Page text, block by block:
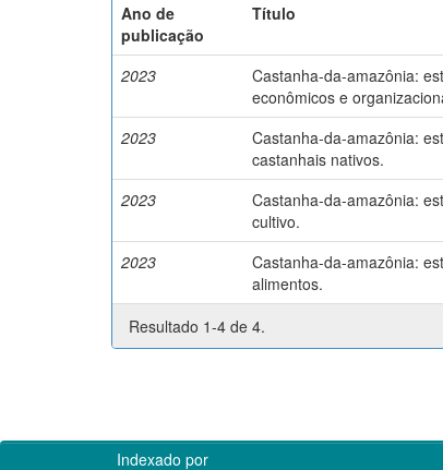
Ano de
publicação
Título
2023
Castanha-da-amazônia:
econômicos e
2023
Castanha-da-amazônia:
castanhais nativos.
2023
Castanha-da-amazônia:
cultivo.
2023
Castanha-da-amazônia:
alimentos.
Resultado 1-4 de 4.
Indexado por